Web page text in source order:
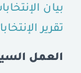
بيان
تقرير
العمل